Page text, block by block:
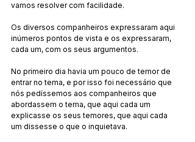
vamos resolver com facilidade.
Os diversos companheiros expressaram aqui
inúmeros pontos de vista e os expressaram,
cada um, com os seus argumentos.
No primeiro dia havia um pouco de temor de
entrar no tema, e por isso foi necessário que
nós pedíssemos aos companheiros que
abordassem o tema, que aqui cada um
explicasse os seus temores, que aqui cada
um dissesse o que o inquietava.